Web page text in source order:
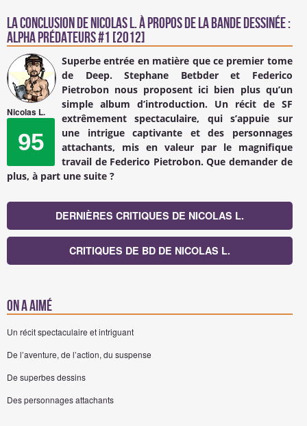
La conclusion deNicolas L.à propos de la Bande Dessinée :
Alpha prédateurs #1 [2012]
Nicolas L.
95
Superbe entrée en matière que ce premier tome
de Deep. Stephane Betbder et Federico
Pietrobon nous proposent ici bien plus qu’un
simple album d’introduction. Un récit de SF
extrêmement spectaculaire, qui s’appuie sur
une intrigue captivante et des personnages
attachants, mis en valeur par le magnifique
travail de Federico Pietrobon. Que demander de
plus, à part une suite ?
DERNIÈRES CRITIQUES DE NICOLAS L.
CRITIQUES DE BD DE NICOLAS L.
On a aimé
Un récit spectaculaire et intriguant
De l’aventure, de l’action, du suspense
De superbes dessins
Des personnages attachants